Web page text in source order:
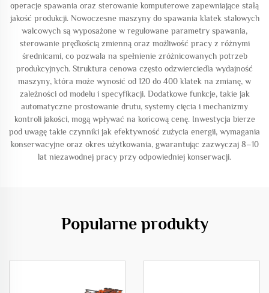
operacje spawania oraz sterowanie komputerowe zapewniające stałą
jakość produkcji. Nowoczesne maszyny do spawania klatek stalowych
walcowych są wyposażone w regulowane parametry spawania,
sterowanie prędkością zmienną oraz możliwość pracy z różnymi
średnicami, co pozwala na spełnienie zróżnicowanych potrzeb
produkcyjnych. Struktura cenowa często odzwierciedla wydajność
maszyny, która może wynosić od 120 do 400 klatek na zmianę, w
zależności od modelu i specyfikacji. Dodatkowe funkcje, takie jak
automatyczne prostowanie drutu, systemy cięcia i mechanizmy
kontroli jakości, mogą wpływać na końcową cenę. Inwestycja bierze
pod uwagę takie czynniki jak efektywność zużycia energii, wymagania
konserwacyjne oraz okres użytkowania, gwarantując zazwyczaj 8–10
lat niezawodnej pracy przy odpowiedniej konserwacji.
Popularne produkty